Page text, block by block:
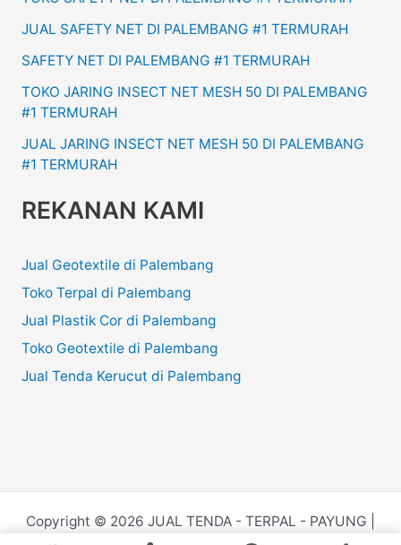
JUAL SAFETY NET DI PALEMBANG #1 TERMURAH
SAFETY NET DI PALEMBANG #1 TERMURAH
TOKO JARING INSECT NET MESH 50 DI PALEMBANG
#1 TERMURAH
JUAL JARING INSECT NET MESH 50 DI PALEMBANG
#1 TERMURAH
REKANAN KAMI
Jual Geotextile di Palembang
Toko Terpal di Palembang
Jual Plastik Cor di Palembang
Toko Geotextile di Palembang
Jual Tenda Kerucut di Palembang
Copyright © 2026 JUAL TENDA - TERPAL - PAYUNG |